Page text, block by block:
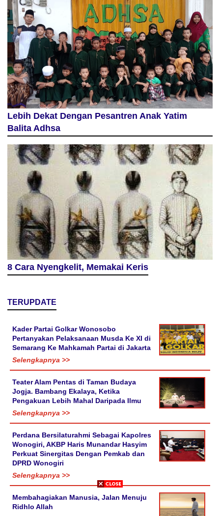
Lebih Dekat Dengan Pesantren Anak Yatim
Balita Adhsa
8 Cara Nyengkelit, Memakai Keris
TERUPDATE
Kader Partai Golkar Wonosobo
Pertanyakan Pelaksanaan Musda Ke XI di
Semarang Ke Mahkamah Partai di Jakarta
Selengkapnya >>
Teater Alam Pentas di Taman Budaya
Jogja. Bambang Ekalaya, Ketika
Pengakuan Lebih Mahal Daripada Ilmu
Selengkapnya >>
Perdana Bersilaturahmi Sebagai Kapolres
Wonogiri, AKBP Haris Munandar Hasyim
Perkuat Sinergitas Dengan Pemkab dan
DPRD Wonogiri
Selengkapnya >>
Membahagiakan Manusia, Jalan Menuju
Ridhlo Allah